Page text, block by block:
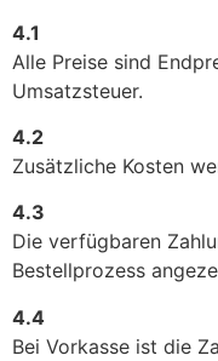
4.1
Alle Preise sind
Umsatzsteuer.
4.2
Zusätzliche Kosten
4.3
Die verfügbaren
Bestellprozess
4.4
Bei Vorkasse ist die